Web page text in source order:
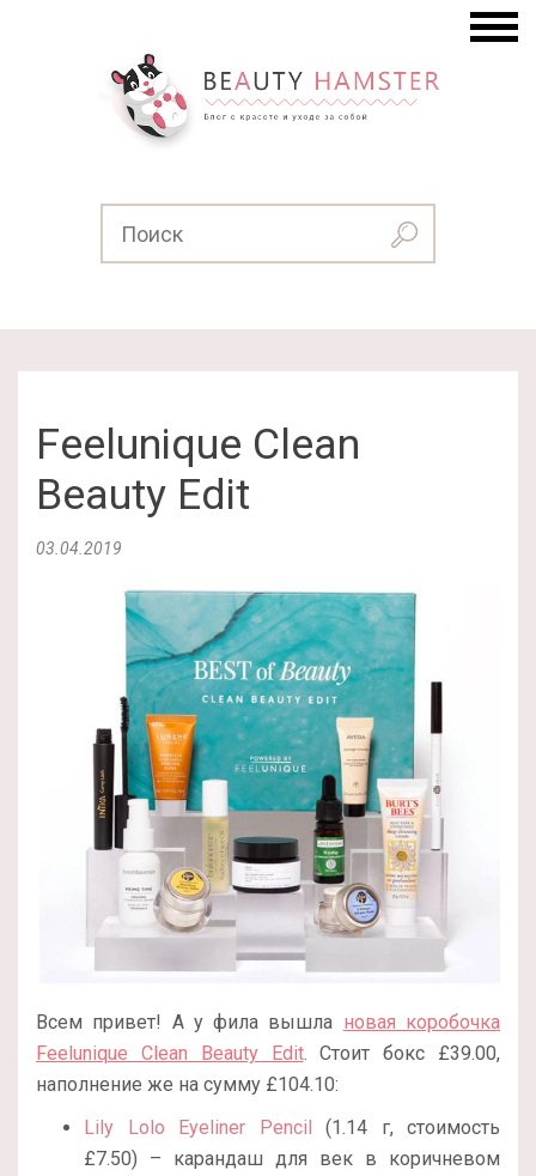
Feelunique Clean
Beauty Edit
03.04.2019
Всем привет! А у фила вышла новая коробочка
Feelunique Clean Beauty Edit. Стоит бокс £39.00,
наполнение же на сумму £104.10:
Lily Lolo Eyeliner Pencil (1.14 г, стоимость
£7.50) – карандаш для век в коричневом